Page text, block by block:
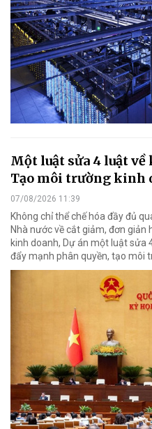
Một luật sửa 4 luật về
Tạo môi trường kinh
07/08/2026 11:39
Không chỉ thể chế hóa đầy đủ
Nhà nước về cắt giảm, đơn giản
kinh doanh, Dự án một luật sửa
đẩy mạnh phân quyền, tạo môi